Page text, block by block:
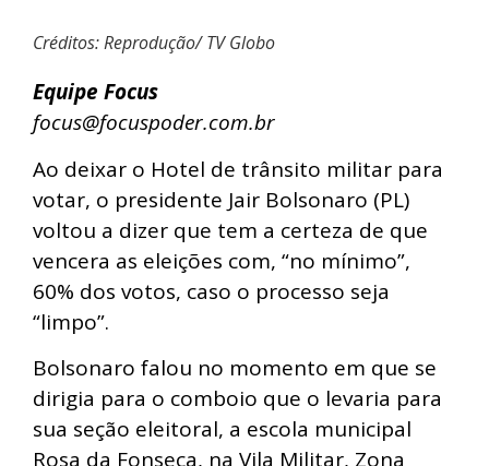
Créditos: Reprodução/ TV Globo
Equipe Focus
focus@focuspoder.com.br
Ao deixar o Hotel de trânsito militar para
votar, o presidente Jair Bolsonaro (PL)
voltou a dizer que tem a certeza de que
vencera as eleições com, “no mínimo”,
60% dos votos, caso o processo seja
“limpo”.
Bolsonaro falou no momento em que se
dirigia para o comboio que o levaria para
sua seção eleitoral, a escola municipal
Rosa da Fonseca, na Vila Militar, Zona